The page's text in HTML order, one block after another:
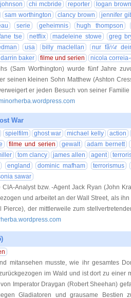
chi mcbride reporter
logan
sam worthington clancy brown
jennifer
serie geheimnis
hugh thompson
tse netflix madeleine stowe
greg
usa billy maclellan
nur fã¼r
darrin baker filme und serien
nicola
(Sam Worthington) wurde fünf Jahre
seinen kleinen Sohn Matthew (Ashton
er jeden Besuch von seiner
War
spielfilm ghost war michael kelly
action
filme und serien gewalt
adam bernett
tom clancy james allen agent
england dominic mafham
terrorismus
sawar
CIA-Analyst bzw. -Agent Jack Ryan (John
und arbeitet an der Wall Street, als
Pierce), der mittlerweile zum
mitansehen musste, wie ihr gesamtes
im Wald und ist dort zu einer
Imperator Draygan (Robert Sheehan)
Gladiatoren und grausame Bestien